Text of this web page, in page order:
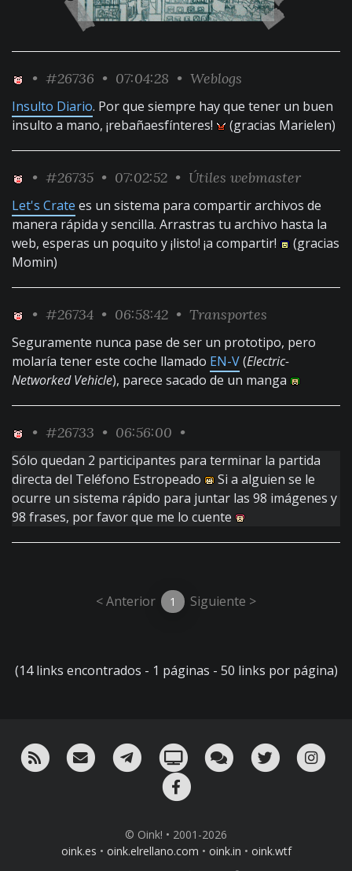
• #26736 • 07:04:28 • Weblogs
Insulto Diario. Por que siempre hay que tener un buen
insulto a mano, ¡rebañaesfínteres!
(gracias Marielen)
• #26735 • 07:02:52 • Útiles webmaster
Let's Crate es un sistema para compartir archivos de
manera rápida y sencilla. Arrastras tu archivo hasta la
web, esperas un poquito y ¡listo! ¡a compartir!
(gracias
Momin)
• #26734 • 06:58:42 • Transportes
Seguramente nunca pase de ser un prototipo, pero
molaría tener este coche llamado EN-V(Electric-
Networked Vehicle), parece sacado de un manga
• #26733 • 06:56:00 •
Sólo quedan 2 participantes para terminar la partida
directa del Teléfono Estropeado
Si a alguien se le
ocurre un sistema rápido para juntar las 98 imágenes y
98 frases, por favor que me lo cuente
< Anterior 1 Siguiente >
(14 links encontrados - 1 páginas - 50 links por página)
RSS ¡Mándame un email!¡Nuestro canal en Telegram!
Oink! TV Charla con nosotros
Twitter
© Oink! • 2001-2026
oink.es • oink.elrellano.com • oink.in • oink.wtf